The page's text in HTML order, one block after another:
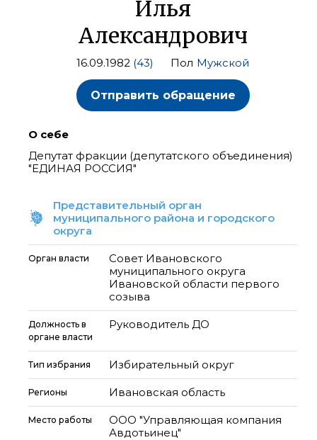
Илья
Александрович
16.09.1982 (43) Пол Мужской
Отправить обращение
О себе
Депутат фракции (депутатского объединения)
"ЕДИНАЯ РОССИЯ"
Представительный орган
муниципального района и городского
округа
Орган власти
Совет Ивановского
муниципального округа
Ивановской области первого
созыва
Должность в
органе власти
Руководитель ДО
Тип избрания Избирательный округ
Регионы Ивановская область
Место работы
ООО "Управляющая компания
Авдотьинец"